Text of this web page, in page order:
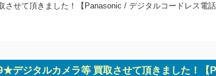
せて頂きました！【Panasonic / デジタルコードレス電
デジタルカメラ等 買取させて頂きました！【